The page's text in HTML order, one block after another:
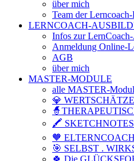
über mich
Team der
LERNCOACH-
Infos zur
Anmeldung Online-
AGB
über mich
MASTER-MODULE
alle MASTER-
💎
🖍️
🧡
🎯 SELBST .
🍀 Die